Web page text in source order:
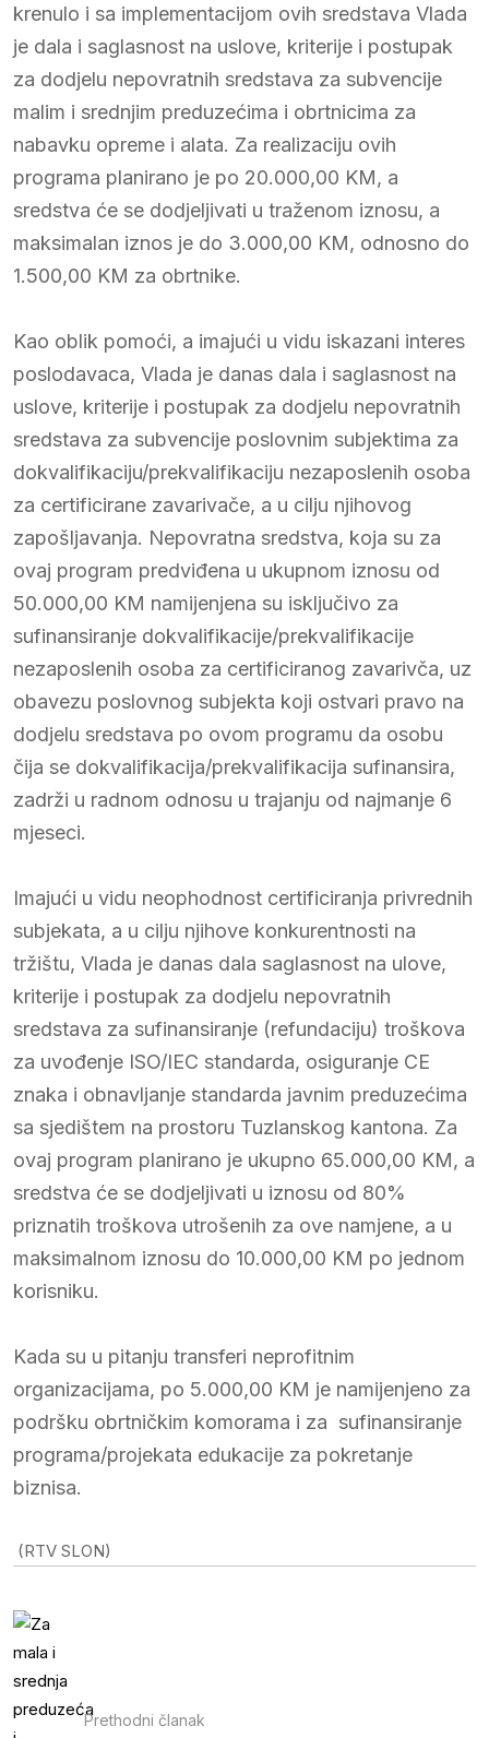
krenulo i sa implementacijom ovih sredstava Vlada
je dala i saglasnost na uslove, kriterije i postupak
za dodjelu nepovratnih sredstava za subvencije
malim i srednjim preduzećima i obrtnicima za
nabavku opreme i alata. Za realizaciju ovih
programa planirano je po 20.000,00 KM, a
sredstva će se dodjeljivati u traženom iznosu, a
maksimalan iznos je do 3.000,00 KM, odnosno do
1.500,00 KM za obrtnike.
Kao oblik pomoći, a imajući u vidu iskazani interes
poslodavaca, Vlada je danas dala i saglasnost na
uslove, kriterije i postupak za dodjelu nepovratnih
sredstava za subvencije poslovnim subjektima za
dokvalifikaciju/prekvalifikaciju nezaposlenih osoba
za certificirane zavarivače, a u cilju njihovog
zapošljavanja. Nepovratna sredstva, koja su za
ovaj program predviđena u ukupnom iznosu od
50.000,00 KM namijenjena su isključivo za
sufinansiranje dokvalifikacije/prekvalifikacije
nezaposlenih osoba za certificiranog zavarivča, uz
obavezu poslovnog subjekta koji ostvari pravo na
dodjelu sredstava po ovom programu da osobu
čija se dokvalifikacija/prekvalifikacija sufinansira,
zadrži u radnom odnosu u trajanju od najmanje 6
mjeseci.
Imajući u vidu neophodnost certificiranja privrednih
subjekata, a u cilju njihove konkurentnosti na
tržištu, Vlada je danas dala saglasnost na ulove,
kriterije i postupak za dodjelu nepovratnih
sredstava za sufinansiranje (refundaciju) troškova
za uvođenje ISO/IEC standarda, osiguranje CE
znaka i obnavljanje standarda javnim preduzećima
sa sjedištem na prostoru Tuzlanskog kantona. Za
ovaj program planirano je ukupno 65.000,00 KM, a
sredstva će se dodjeljivati u iznosu od 80%
priznatih troškova utrošenih za ove namjene, a u
maksimalnom iznosu do 10.000,00 KM po jednom
korisniku.
Kada su u pitanju transferi neprofitnim
organizacijama, po 5.000,00 KM je namijenjeno za
podršku obrtničkim komorama i za sufinansiranje
programa/projekata edukacije za pokretanje
biznisa.
(RTV SLON)
Prethodni članak